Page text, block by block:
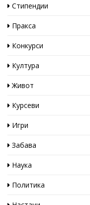
Стипендии
Пракса
Конкурси
Култура
Живот
Курсеви
Игри
Забава
Наука
Политика